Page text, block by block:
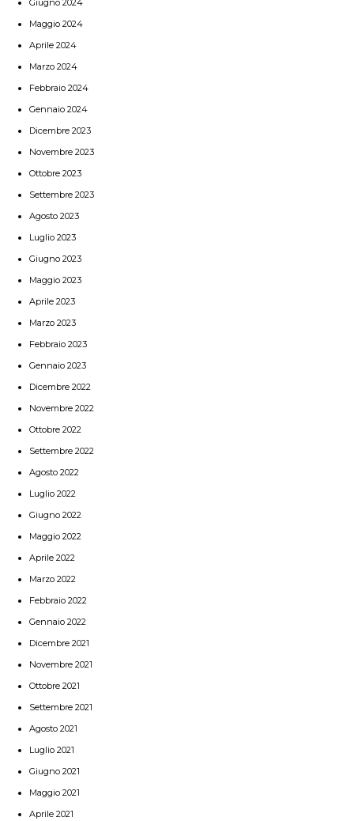
Maggio 2024
Aprile 2024
Marzo 2024
Febbraio 2024
Gennaio 2024
Dicembre 2023
Novembre 2023
Ottobre 2023
Settembre 2023
Agosto 2023
Luglio 2023
Giugno 2023
Maggio 2023
Aprile 2023
Marzo 2023
Febbraio 2023
Gennaio 2023
Dicembre 2022
Novembre 2022
Ottobre 2022
Settembre 2022
Agosto 2022
Luglio 2022
Giugno 2022
Maggio 2022
Aprile 2022
Marzo 2022
Febbraio 2022
Gennaio 2022
Dicembre 2021
Novembre 2021
Ottobre 2021
Settembre 2021
Agosto 2021
Luglio 2021
Giugno 2021
Maggio 2021
Aprile 2021